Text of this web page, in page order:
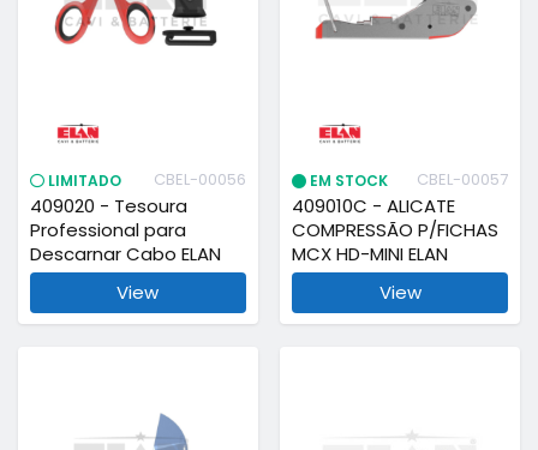
LIMITADO CBEL-00056
409020 - Tesoura
Professional para
Descarnar Cabo ELAN
View
EM STOCK CBEL-00057
409010C - ALICATE
COMPRESSÃO P/FICHAS
MCX HD-MINI ELAN
View